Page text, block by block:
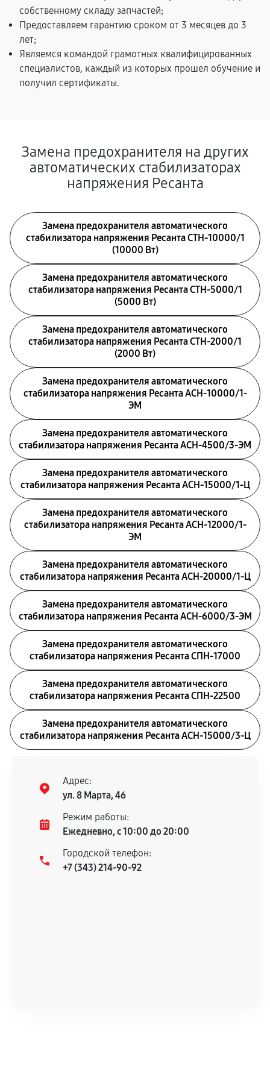
собственному складу запчастей;
Предоставляем гарантию сроком от 3 месяцев до 3
лет;
Являемся командой грамотных квалифицированных
специалистов, каждый из которых прошел обучение и
получил сертификаты.
Замена предохранителя на других
автоматических стабилизаторах
напряжения Ресанта
Замена предохранителя автоматического
стабилизатора напряжения Ресанта СТН-10000/1
(10000 Вт)
Замена предохранителя автоматического
стабилизатора напряжения Ресанта СТН-5000/1
(5000 Вт)
Замена предохранителя автоматического
стабилизатора напряжения Ресанта СТН-2000/1
(2000 Вт)
Замена предохранителя автоматического
стабилизатора напряжения Ресанта АСН-10000/1-
ЭМ
Замена предохранителя автоматического
стабилизатора напряжения Ресанта АСН-4500/3-ЭМ
Замена предохранителя автоматического
стабилизатора напряжения Ресанта АСН-15000/1-Ц
Замена предохранителя автоматического
стабилизатора напряжения Ресанта АСН-12000/1-
ЭМ
Замена предохранителя автоматического
стабилизатора напряжения Ресанта АСН-20000/1-Ц
Замена предохранителя автоматического
стабилизатора напряжения Ресанта АСН-6000/3-ЭМ
Замена предохранителя автоматического
стабилизатора напряжения Ресанта СПН-17000
Замена предохранителя автоматического
стабилизатора напряжения Ресанта СПН-22500
Замена предохранителя автоматического
стабилизатора напряжения Ресанта АСН-15000/3-Ц
Адрес:
ул. 8 Марта, 46
Режим работы:
Ежедневно, с 10:00 до 20:00
Городской телефон:
+7 (343) 214-90-92